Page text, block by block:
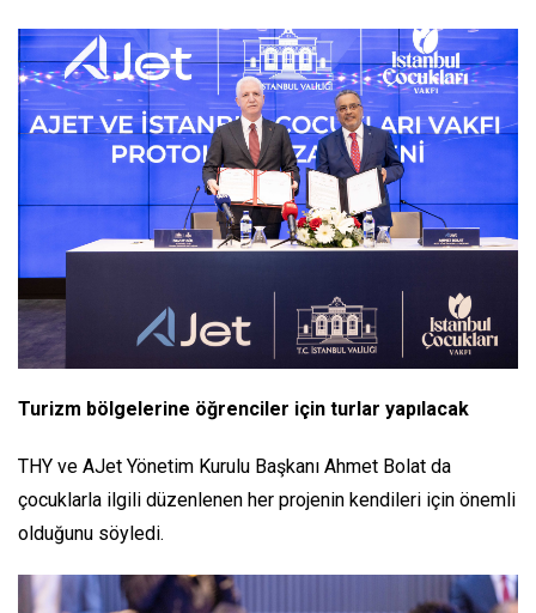
Turizm bölgelerine öğrenciler için turlar yapılacak
THY ve AJet Yönetim Kurulu Başkanı Ahmet Bolat da
çocuklarla ilgili düzenlenen her projenin kendileri için önemli
olduğunu söyledi.